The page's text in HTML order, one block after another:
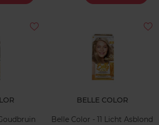
BELLE COLOR
Belle Color - 11 Licht Asblond